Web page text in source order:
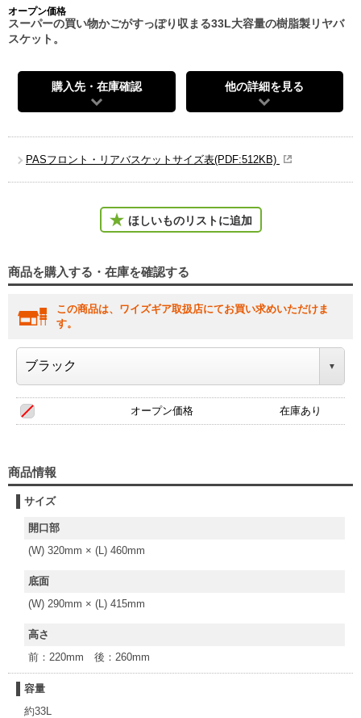
オープン価格
スーパーの買い物かごがすっぽり収まる33L大容量の樹脂製リヤバ
スケット。
購入先・在庫確認 他の詳細を見る
PASフロント・リアバスケットサイズ表(PDF:512KB)
ほしいものリストに追加
商品を購入する・在庫を確認する
この商品は、ワイズギア取扱店にてお買い求めいただけま
す。
オープン価格 在庫あり
商品情報
サイズ
開口部
(W) 320mm × (L) 460mm
底面
(W) 290mm × (L) 415mm
高さ
前：220mm 後：260mm
容量
約33L